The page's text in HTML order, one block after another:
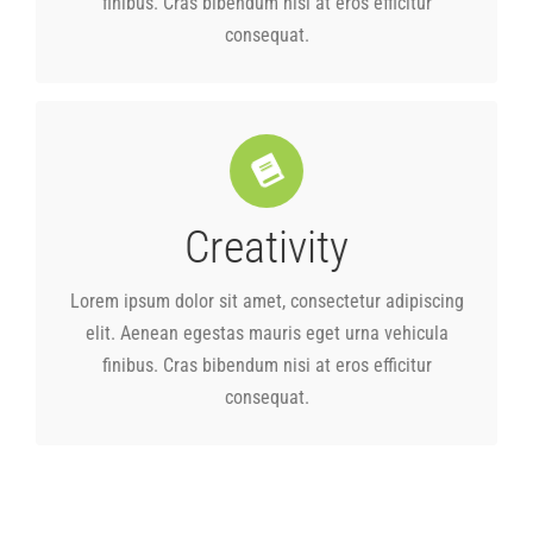
consequat.
Creativity
Lorem ipsum dolor sit amet, consectetur adipiscing
elit. Aenean egestas mauris eget urna vehicula
finibus. Cras bibendum nisi at eros efficitur
consequat.
Lorem ipsum dolor sit amet, consectetur adipiscing
elit. Aenean egestas mauris eget urna vehicula
finibus. Cras bibendum nisi at eros efficitur
consequat.